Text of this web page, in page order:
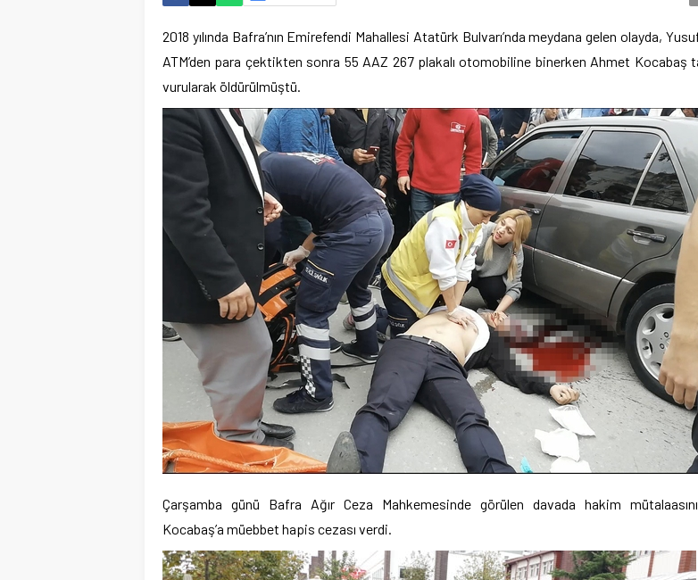
2018 yılında Bafra’nın Emirefendi Mahallesi Atatürk Bulvarı’nda meydana gelen olayda,
ATM’den para çektikten sonra 55 AAZ 267 plakalı otomobiline binerken Ahmet Kocabaş
vurularak öldürülmüştü.
Çarşamba günü Bafra Ağır Ceza Mahkemesinde görülen davada hakim
Kocabaş’a müebbet hapis cezası verdi.